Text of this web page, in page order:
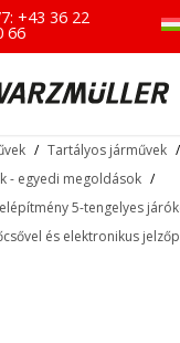
7:+43 36 22
66
/ Tartályos járművek /
- egyedi megoldások /
5-tengelyes
és elektronikus